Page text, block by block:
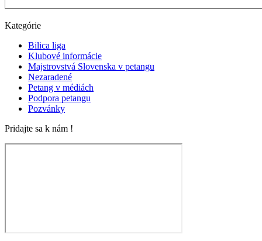
Kategórie
Bilica liga
Klubové informácie
Majstrovstvá Slovenska v petangu
Nezaradené
Petang v médiách
Podpora petangu
Pozvánky
Pridajte sa k nám !